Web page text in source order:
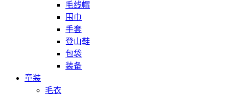
毛线帽
围巾
手套
登山鞋
包袋
装备
童装
毛衣